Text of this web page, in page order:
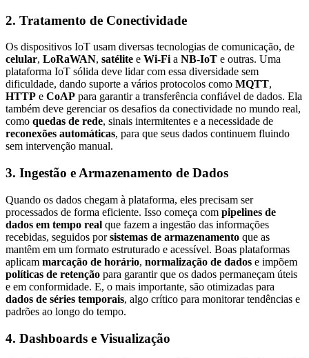
2. Tratamento de Conectividade
Os dispositivos IoT usam diversas tecnologias de comunicação, de
celular, LoRaWAN, satélite e Wi-Fi a NB-IoT e outras. Uma
plataforma IoT sólida deve lidar com essa diversidade sem
dificuldade, dando suporte a vários protocolos como MQTT,
HTTP e CoAP para garantir a transferência confiável de dados. Ela
também deve gerenciar os desafios da conectividade no mundo real,
como quedas de rede, sinais intermitentes e a necessidade de
reconexões automáticas, para que seus dados continuem fluindo
sem intervenção manual.
3. Ingestão e Armazenamento de Dados
Quando os dados chegam à plataforma, eles precisam ser
processados de forma eficiente. Isso começa com pipelines de
dados em tempo real que fazem a ingestão das informações
recebidas, seguidos porsistemas de armazenamento que as
mantêm em um formato estruturado e acessível. Boas plataformas
aplicam marcação de horário, normalização de dados e impõem
políticas de retenção para garantir que os dados permaneçam úteis
e em conformidade. E, o mais importante, são otimizadas para
dados de séries temporais, algo crítico para monitorar tendências e
padrões ao longo do tempo.
4. Dashboards e Visualização